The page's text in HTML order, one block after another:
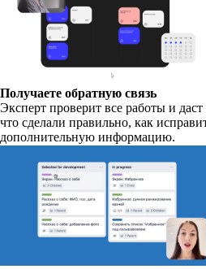
Получаете обратную связь
Эксперт проверит все работы и
что сделали правильно, как
дополнительную информацию.